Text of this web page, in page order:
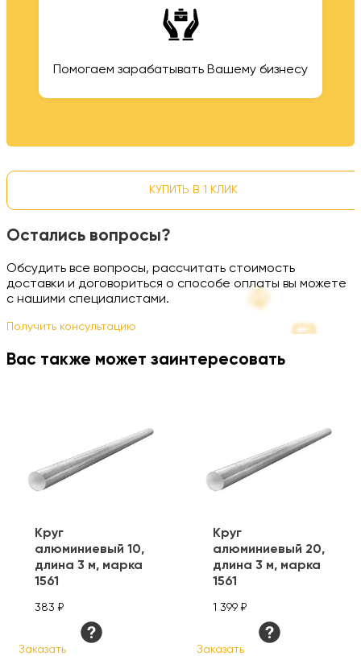
Помогаем зарабатывать Вашему бизнесу
КУПИТЬ В 1 КЛИК
Остались вопросы?
Обсудить все вопросы, рассчитать стоимость
доставки и договориться о способе оплаты вы можете
с нашими специалистами.
Получить консультацию
Вас также может заинтересовать
Круг
алюминиевый 10,
длина 3 м, марка
1561
383 ₽
Заказать
Круг
алюминиевый 20,
длина 3 м, марка
1561
1 399 ₽
Заказать